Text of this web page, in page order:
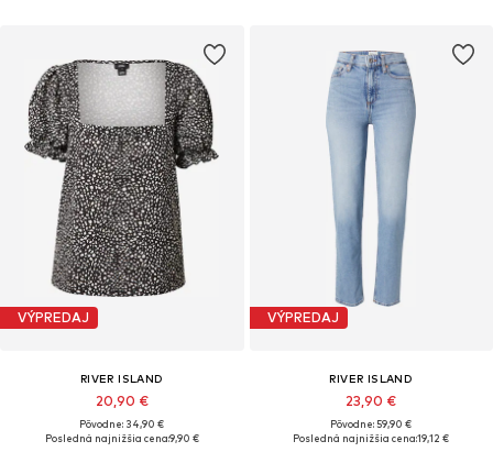
VÝPREDAJ
RIVER ISLAND
20,90 €
Pôvodne: 34,90 €
Posledná najnižšia cena:9,90 €
VÝPREDAJ
RIVER ISLAND
23,90 €
Pôvodne: 59,90 €
Posledná najnižšia cena:19,12 €